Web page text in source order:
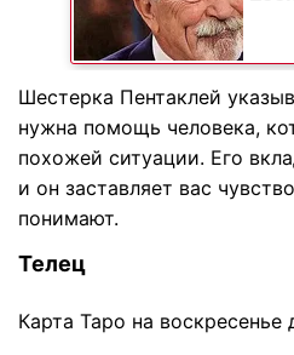
Шестерка Пентаклей
нужна помощь человека,
похожей ситуации. Его
и он заставляет вас
понимают.
Телец
Карта Таро на воскресенье